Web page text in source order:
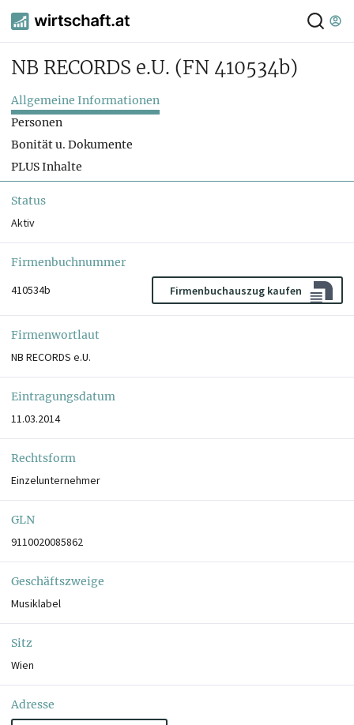
NB RECORDS e.U. (FN 410534b)
Allgemeine Informationen
Personen
Bonität u. Dokumente
PLUS Inhalte
Status
Aktiv
Firmenbuchnummer
410534b
Firmenbuchauszug kaufen
Firmenwortlaut
NB RECORDS e.U.
Eintragungsdatum
11.03.2014
Rechtsform
Einzelunternehmer
GLN
9110020085862
Geschäftszweige
Musiklabel
Sitz
Wien
Adresse